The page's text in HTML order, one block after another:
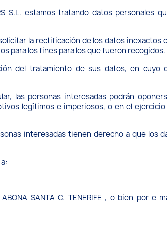
S.L. estamos tratando datos personales
la rectificación de los datos inexactos
para los fines para los que fueron recogidos.
del tratamiento de sus datos, en cuyo
las personas interesadas podrán
legítimos e imperiosos, o en el ejercicio
interesadas tienen derecho a que los
ABONA SANTA C. TENERIFE , o bien por e-